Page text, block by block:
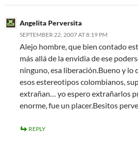
Angelita Perversita
SEPTEMBER 22, 2007 AT 8:19 PM
Alejo hombre, que bien contado
más allá de la envidia de ese
ninguno, esa liberación.Bueno y lo
esos estereotipos colombianos,
extrañan… yo espero extrañarlos
enorme, fue un placer.Besitos
REPLY